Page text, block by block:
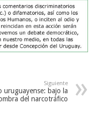
Siguiente
uruguayense: bajo la
del narcotráfico